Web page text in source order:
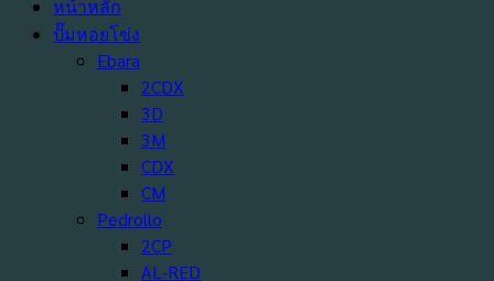
หน้าหลัก
ปั๊มหอยโข่ง
Ebara
2CDX
3D
3M
CDX
CM
Pedrollo
2CP
AL-RED